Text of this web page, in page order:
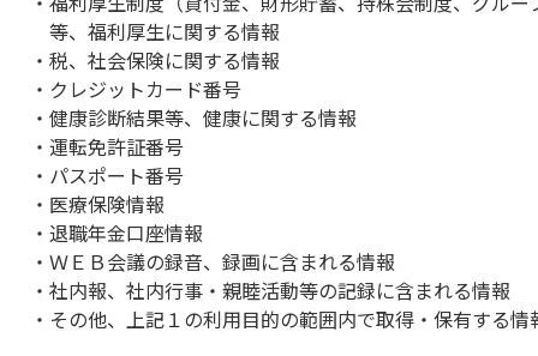
等、福利厚生に関する情報
税、社会保険に関する情報
クレジットカード番号
健康診断結果等、健康に関する情報
運転免許証番号
パスポート番号
医療保険情報
退職年金口座情報
ＷＥＢ会議の録音、録画に含まれる情報
社内報、社内行事・親睦活動等の記録に含まれる情報
その他、上記１の利用目的の範囲内で取得・保有する情